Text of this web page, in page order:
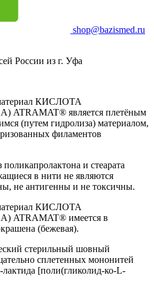
shop@bazismed.ru
России из г. Уфа
КИСЛОТА
является плетёным
(путем гидролиза) материалом,
филаментов
и стеарата
в нити не являются
не антигенны и не токсичны.
КИСЛОТА
имеется в
(бежевая).
стерильный шовный
сплетенных мононитей
[поли(гликолид-ко-L-